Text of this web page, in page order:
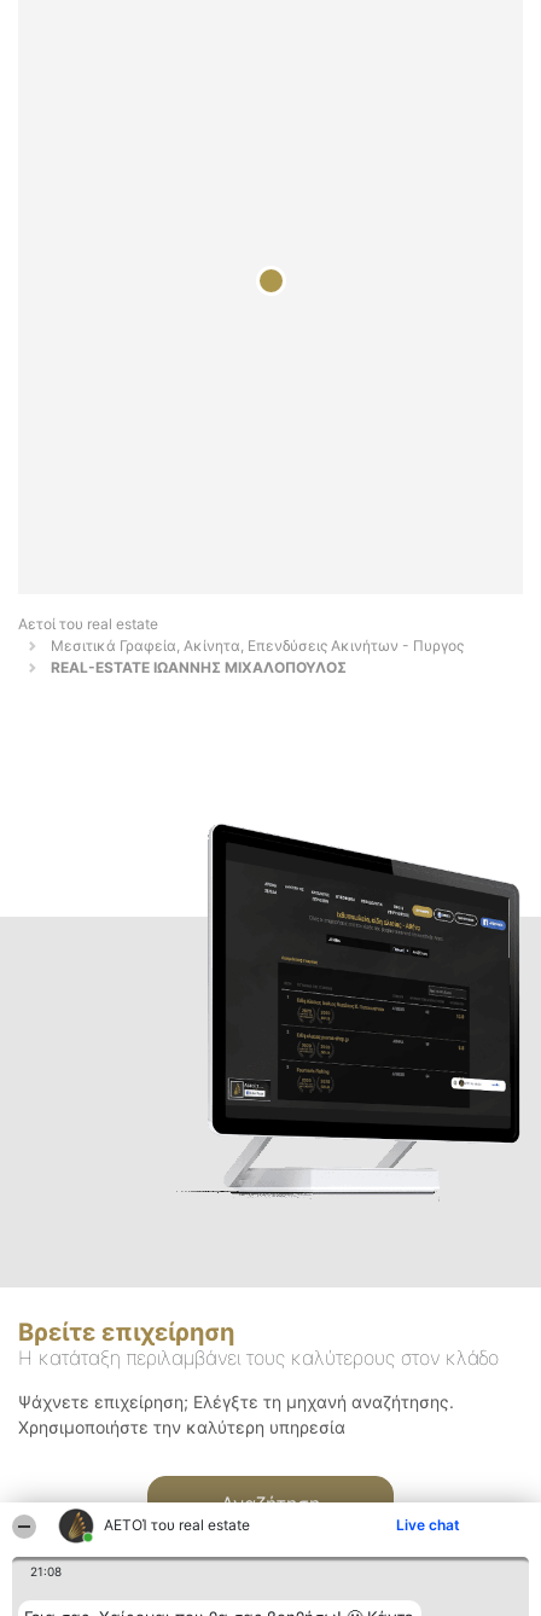
ΑΕΤΟΊ του real estate Live chat
21:08
Αετοί του real estate
Μεσιτικά Γραφεία, Ακίνητα, Επενδύσεις Ακινήτων - Πυργος
REAL-ESTATE ΙΩΑΝΝΗΣ ΜΙΧΑΛΟΠΟΥΛΟΣ
Βρείτε επιχείρηση
Η κατάταξη περιλαμβάνει τους καλύτερους στον κλάδο
Ψάχνετε επιχείρηση; Ελέγξτε τη μηχανή αναζήτησης.
Χρησιμοποιήστε την καλύτερη υπηρεσία
Αναζήτηση